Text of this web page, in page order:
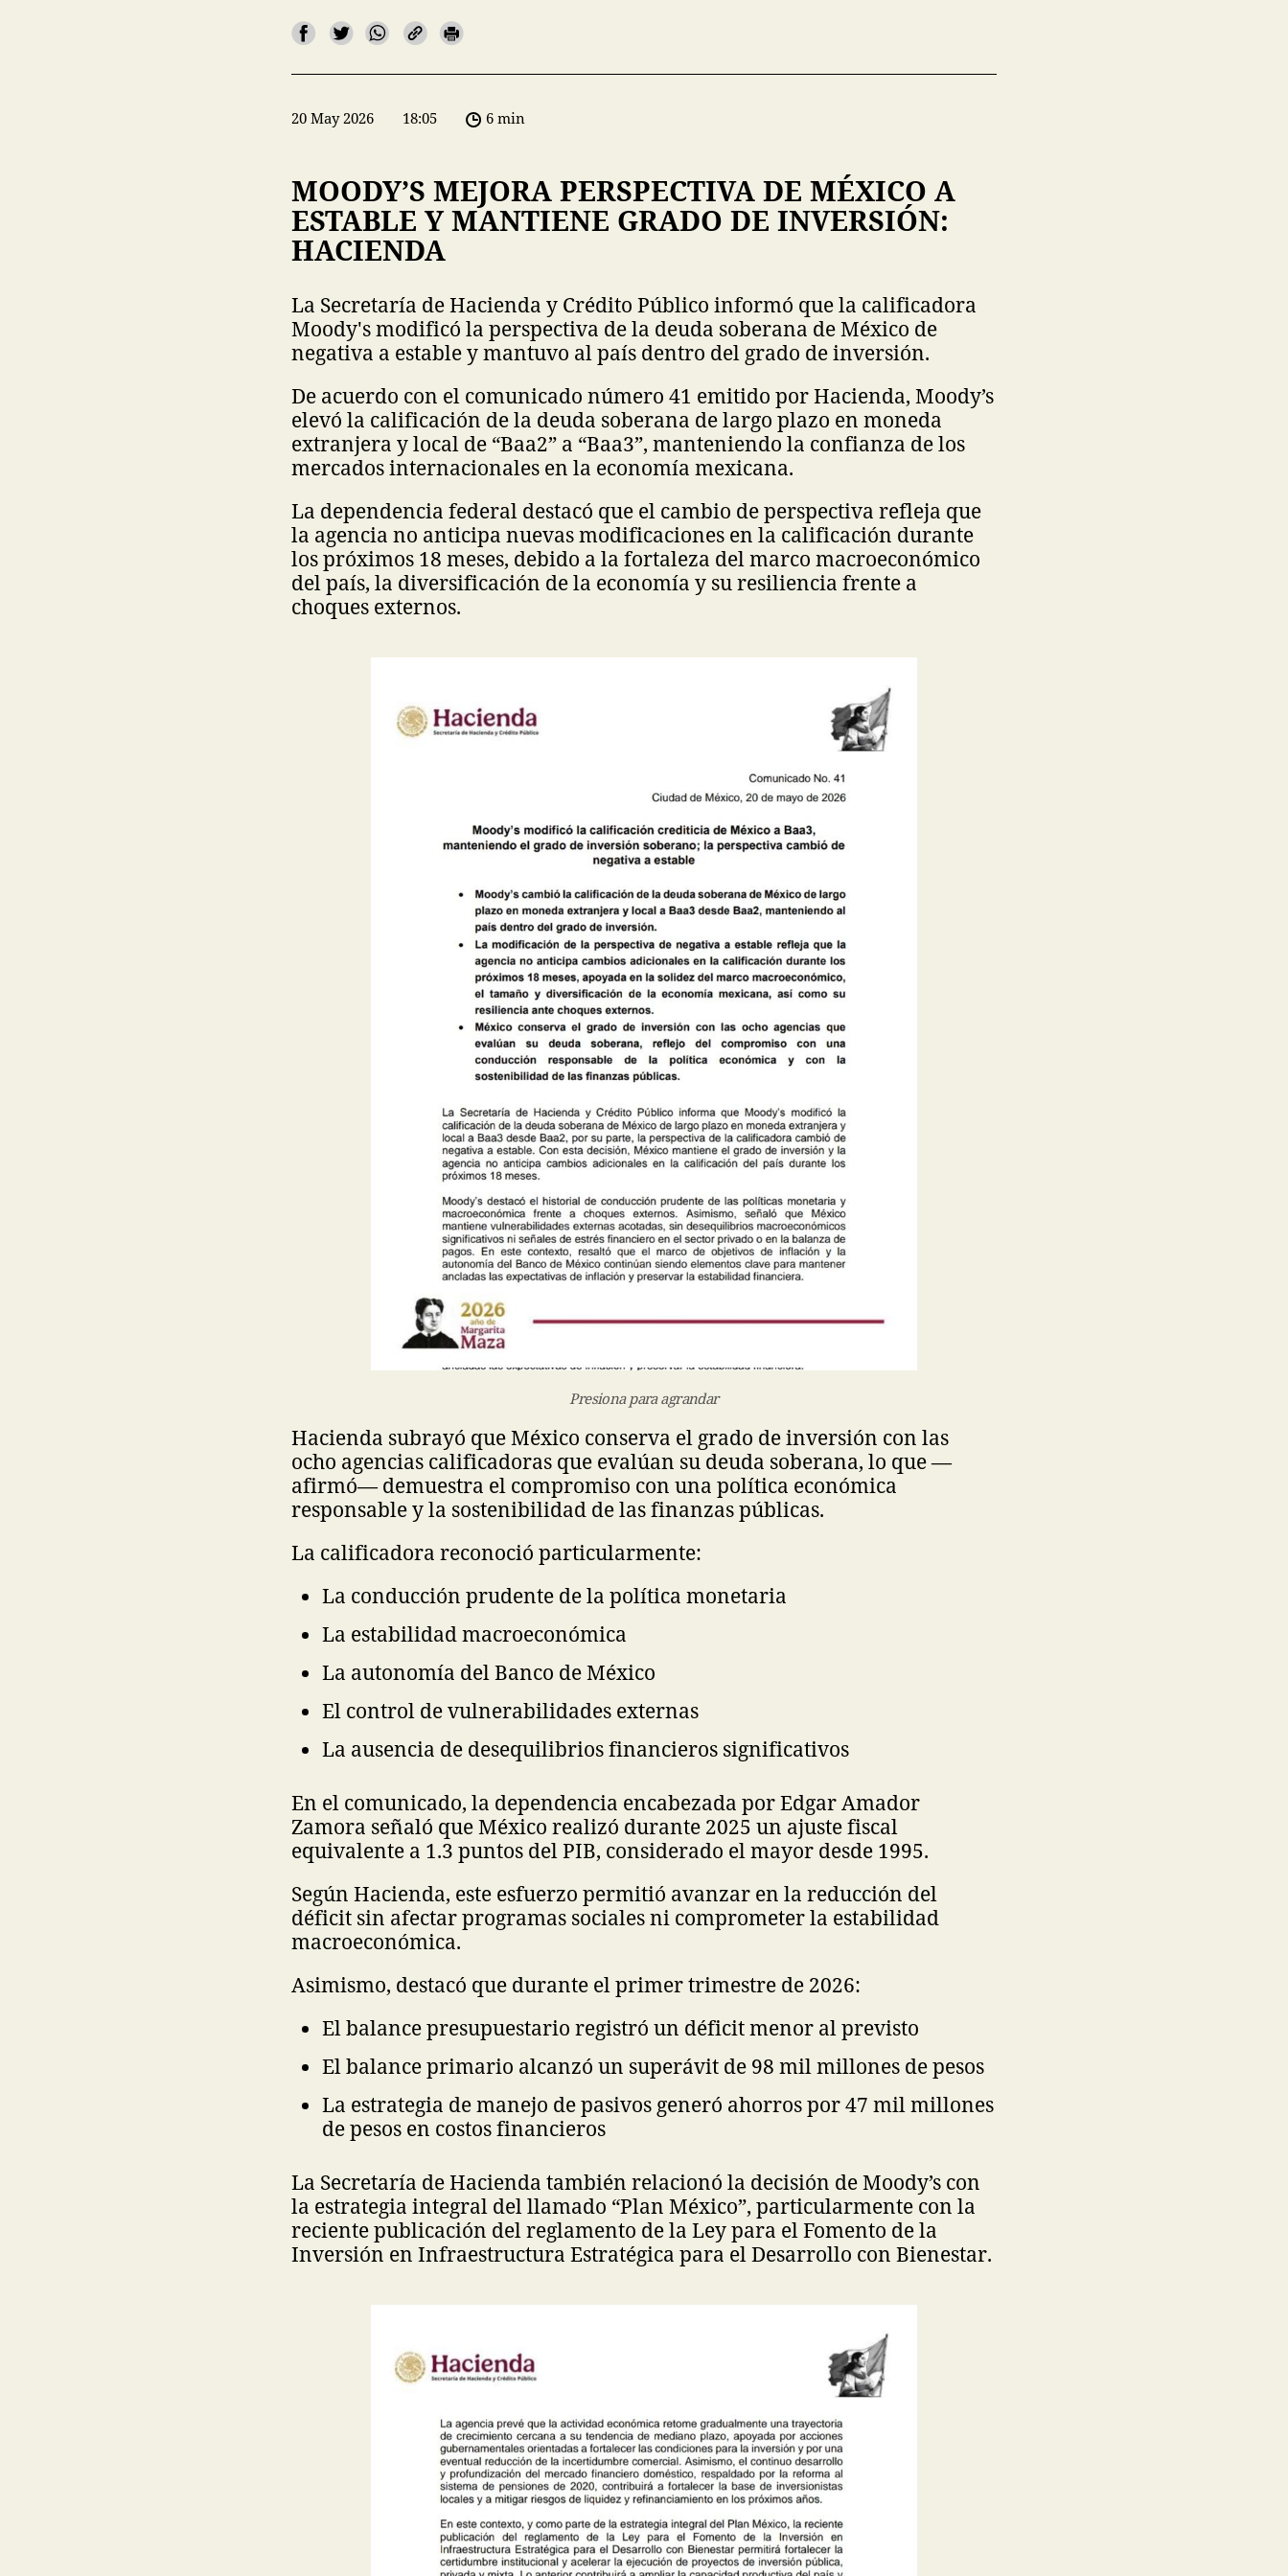
20 May 2026 18:05 6 min
MOODY’S MEJORA PERSPECTIVA DE MÉXICO A
ESTABLE Y MANTIENE GRADO DE INVERSIÓN:
HACIENDA
La Secretaría de Hacienda y Crédito Público informó que la calificadora
Moody's modificó la perspectiva de la deuda soberana de México de
negativa a estable y mantuvo al país dentro del grado de inversión.
De acuerdo con el comunicado número 41 emitido por Hacienda, Moody’s
elevó la calificación de la deuda soberana de largo plazo en moneda
extranjera y local de “Baa2” a “Baa3”, manteniendo la confianza de los
mercados internacionales en la economía mexicana.
La dependencia federal destacó que el cambio de perspectiva refleja que
la agencia no anticipa nuevas modificaciones en la calificación durante
los próximos 18 meses, debido a la fortaleza del marco macroeconómico
del país, la diversificación de la economía y su resiliencia frente a
choques externos.
Presiona para agrandar
Hacienda subrayó que México conserva el grado de inversión con las
ocho agencias calificadoras que evalúan su deuda soberana, lo que —
afirmó— demuestra el compromiso con una política económica
responsable y la sostenibilidad de las finanzas públicas.
La calificadora reconoció particularmente:
La conducción prudente de la política monetaria
La estabilidad macroeconómica
La autonomía del Banco de México
El control de vulnerabilidades externas
La ausencia de desequilibrios financieros significativos
En el comunicado, la dependencia encabezada por Edgar Amador
Zamora señaló que México realizó durante 2025 un ajuste fiscal
equivalente a 1.3 puntos del PIB, considerado el mayor desde 1995.
Según Hacienda, este esfuerzo permitió avanzar en la reducción del
déficit sin afectar programas sociales ni comprometer la estabilidad
macroeconómica.
Asimismo, destacó que durante el primer trimestre de 2026:
El balance presupuestario registró un déficit menor al previsto
El balance primario alcanzó un superávit de 98 mil millones de pesos
La estrategia de manejo de pasivos generó ahorros por 47 mil millones
de pesos en costos financieros
La Secretaría de Hacienda también relacionó la decisión de Moody’s con
la estrategia integral del llamado “Plan México”, particularmente con la
reciente publicación del reglamento de la Ley para el Fomento de la
Inversión en Infraestructura Estratégica para el Desarrollo con Bienestar.